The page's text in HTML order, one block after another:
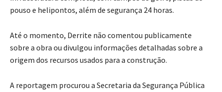
pouso e helipontos, além de segurança 24 horas.
Até o momento, Derrite não comentou publicamente
sobre a obra ou divulgou informações detalhadas sobre a
origem dos recursos usados para a construção.
A reportagem procurou a Secretaria da Segurança Pública